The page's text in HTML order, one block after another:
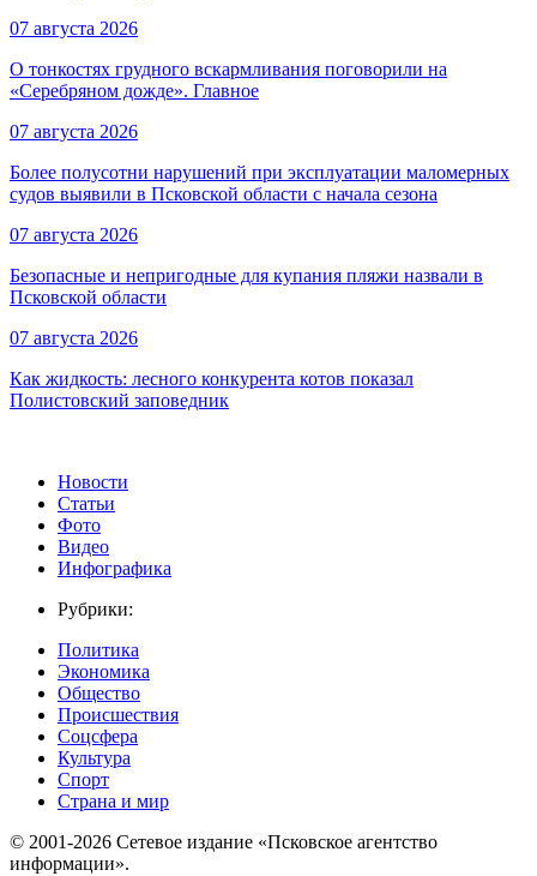
07 августа 2026
О тонкостях грудного вскармливания поговорили на
«Серебряном дожде». Главное
07 августа 2026
Более полусотни нарушений при эксплуатации маломерных
судов выявили в Псковской области с начала сезона
07 августа 2026
Безопасные и непригодные для купания пляжи назвали в
Псковской области
07 августа 2026
Как жидкость: лесного конкурента котов показал
Полистовский заповедник
Новости
Статьи
Фото
Видео
Инфографика
Рубрики:
Политика
Экономика
Общество
Происшествия
Соцсфера
Культура
Спорт
Страна и мир
© 2001-2026 Сетевое издание «Псковское агентство
информации».